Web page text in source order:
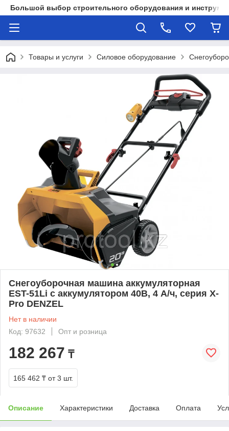
Большой выбор строительного оборудования и
Товары и услуги Силовое оборудование
Снегоуборочная машина аккумуляторная
EST-51Li с аккумулятором 40В, 4 А/ч, серия X-
Pro DENZEL
Нет в наличии
Код: 97632
Опт и розница
182 267 ₸
165 462 ₸ от 3 шт.
Описание Характеристики Доставка Оплата